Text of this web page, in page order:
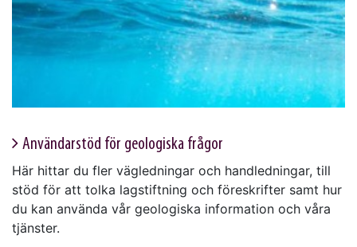
Användarstöd för geologiska frågor
Här hittar du fler vägledningar och handledningar, till
stöd för att tolka lagstiftning och föreskrifter samt hur
du kan använda vår geologiska information och våra
tjänster.